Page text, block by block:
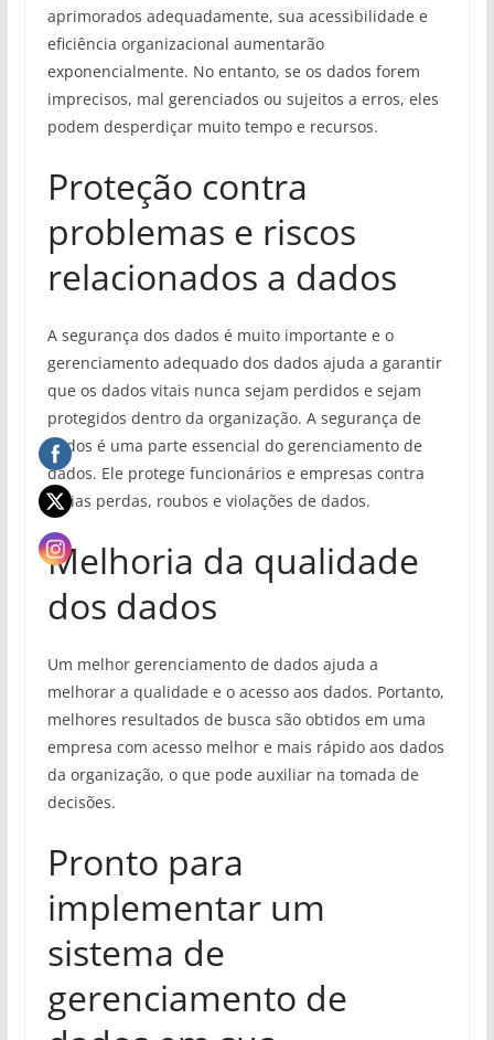
aprimorados adequadamente, sua acessibilidade e
eficiência organizacional aumentarão
exponencialmente. No entanto, se os dados forem
imprecisos, mal gerenciados ou sujeitos a erros, eles
podem desperdiçar muito tempo e recursos.
Proteção contra
problemas e riscos
relacionados a dados
A segurança dos dados é muito importante e o
gerenciamento adequado dos dados ajuda a garantir
que os dados vitais nunca sejam perdidos e sejam
protegidos dentro da organização. A segurança de
dados é uma parte essencial do gerenciamento de
dados. Ele protege funcionários e empresas contra
várias perdas, roubos e violações de dados.
Melhoria da qualidade
dos dados
Um melhor gerenciamento de dados ajuda a
melhorar a qualidade e o acesso aos dados. Portanto,
melhores resultados de busca são obtidos em uma
empresa com acesso melhor e mais rápido aos dados
da organização, o que pode auxiliar na tomada de
decisões.
Pronto para
implementar um
sistema de
gerenciamento de